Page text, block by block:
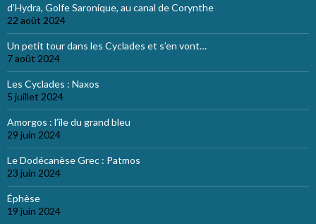
d’Hydra, Golfe Saronique, au canal de Corynthe
22 août 2024
Un petit tour dans les Cyclades et s’en vont…
7 août 2024
Les Cyclades : Naxos
5 juillet 2024
Amorgos : l’île du grand bleu
29 juin 2024
Le Dodécanèse Grec : Patmos
23 juin 2024
Éphèse
19 juin 2024